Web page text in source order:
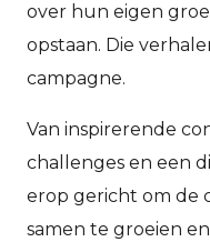
over hun eigen
opstaan. Die
campagne.
Van inspirerende
challenges en een
erop gericht om de
samen te groeien